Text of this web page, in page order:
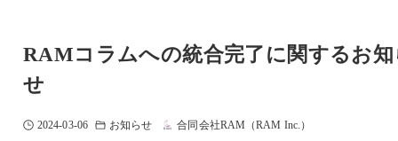
RAMコラムへの統合完了に関するお知
せ
2024-03-06 お知らせ 合同会社RAM（RAM Inc.）